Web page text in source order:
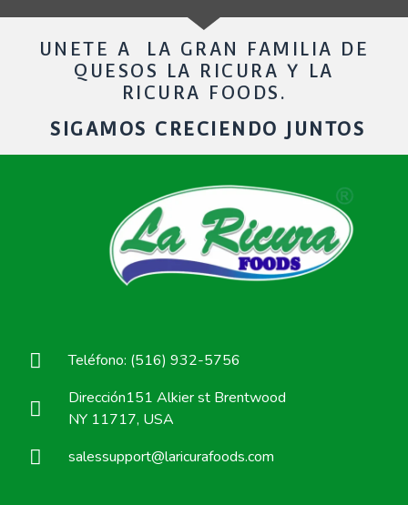
UNETE A LA GRAN FAMILIA DE
QUESOS LA RICURA Y LA
RICURA FOODS.
SIGAMOS CRECIENDO JUNTOS
Teléfono: (516) 932-5756
Dirección151 Alkier st Brentwood
NY 11717, USA
salessupport@laricurafoods.com